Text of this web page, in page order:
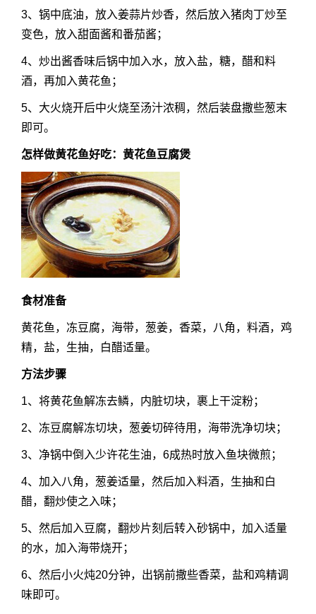
3、锅中底油，放入姜蒜片炒香，然后放入猪肉丁炒至
变色，放入甜面酱和番茄酱；
4、炒出酱香味后锅中加入水，放入盐，糖，醋和料
酒，再加入黄花鱼；
5、大火烧开后中火烧至汤汁浓稠，然后装盘撒些葱末
即可。
怎样做黄花鱼好吃：黄花鱼豆腐煲
食材准备
黄花鱼，冻豆腐，海带，葱姜，香菜，八角，料酒，鸡
精，盐，生抽，白醋适量。
方法步骤
1、将黄花鱼解冻去鳞，内脏切块，裹上干淀粉；
2、冻豆腐解冻切块，葱姜切碎待用，海带洗净切块；
3、净锅中倒入少许花生油，6成热时放入鱼块微煎；
4、加入八角，葱姜适量，然后加入料酒，生抽和白
醋，翻炒使之入味；
5、然后加入豆腐，翻炒片刻后转入砂锅中，加入适量
的水，加入海带烧开；
6、然后小火炖20分钟，出锅前撒些香菜，盐和鸡精调
味即可。